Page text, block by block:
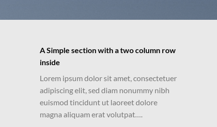
A Simple section with a two column row
inside
Lorem ipsum dolor sit amet, consectetuer
adipiscing elit, sed diam nonummy nibh
euismod tincidunt ut laoreet dolore
magna aliquam erat volutpat….